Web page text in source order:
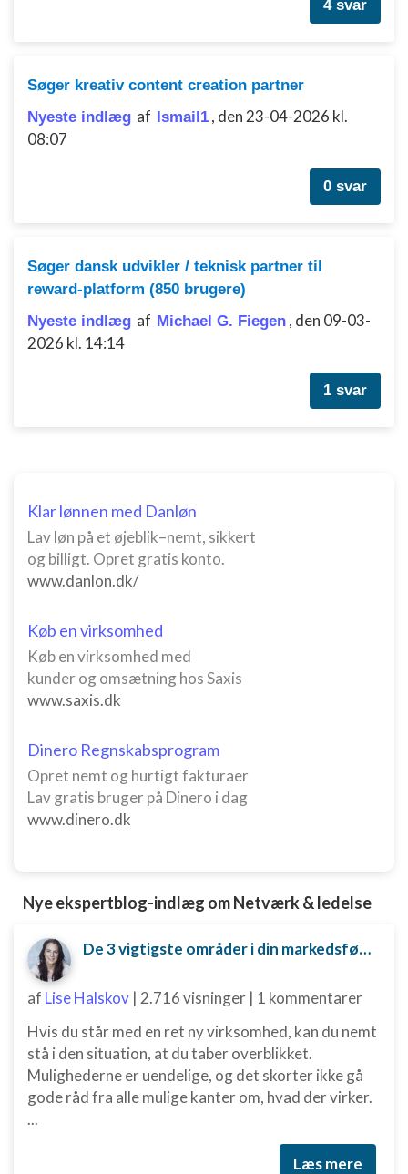
4 svar
Søger kreativ content creation partner
Nyeste indlæg af Ismail1 , den 23-04-2026 kl.
08:07
0 svar
Søger dansk udvikler / teknisk partner til
reward-platform (850 brugere)
Nyeste indlæg af Michael G. Fiegen , den 09-03-
2026 kl. 14:14
1 svar
Klar lønnen med Danløn
Lav løn på et øjeblik–nemt, sikkert
og billigt. Opret gratis konto.
www.danlon.dk/
Køb en virksomhed
Køb en virksomhed med
kunder og omsætning hos Saxis
www.saxis.dk
Dinero Regnskabsprogram
Opret nemt og hurtigt fakturaer
Lav gratis bruger på Dinero i dag
www.dinero.dk
Nye ekspertblog-indlæg om Netværk & ledelse
De 3 vigtigste områder i din markedsføring, du er nødt til at have styr på
af Lise Halskov | 2.716 visninger | 1 kommentarer
Hvis du står med en ret ny virksomhed, kan du nemt
stå i den situation, at du taber overblikket.
Mulighederne er uendelige, og det skorter ikke gå
gode råd fra alle mulige kanter om, hvad der virker.
...
Læs mere